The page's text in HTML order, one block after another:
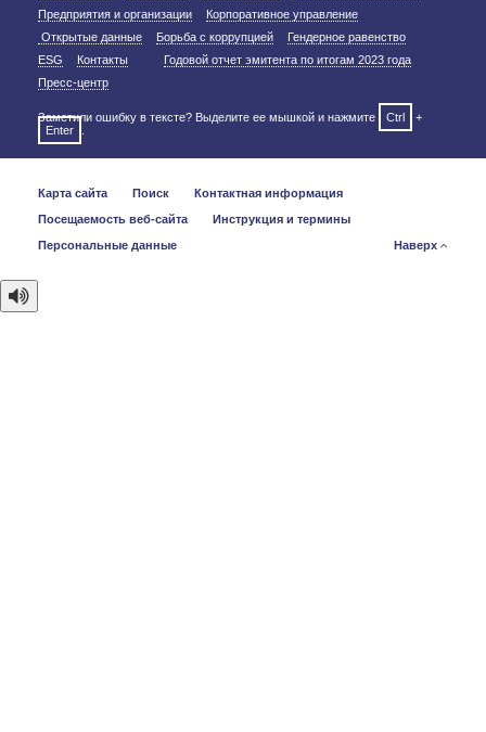
Предприятия и организации
Корпоративное управление
Открытые данные
Борьба с коррупцией
Гендерное равенство
ESG
Контакты
Годовой отчет эмитента по итогам 2023 года
Пресс-центр
Заметили ошибку в тексте? Выделите ее мышкой и нажмите Ctrl
+
Enter
Карта сайта Поиск
Контактная информация
Посещаемость веб-сайта
Инструкция и термины
Персональные данные
Наверх